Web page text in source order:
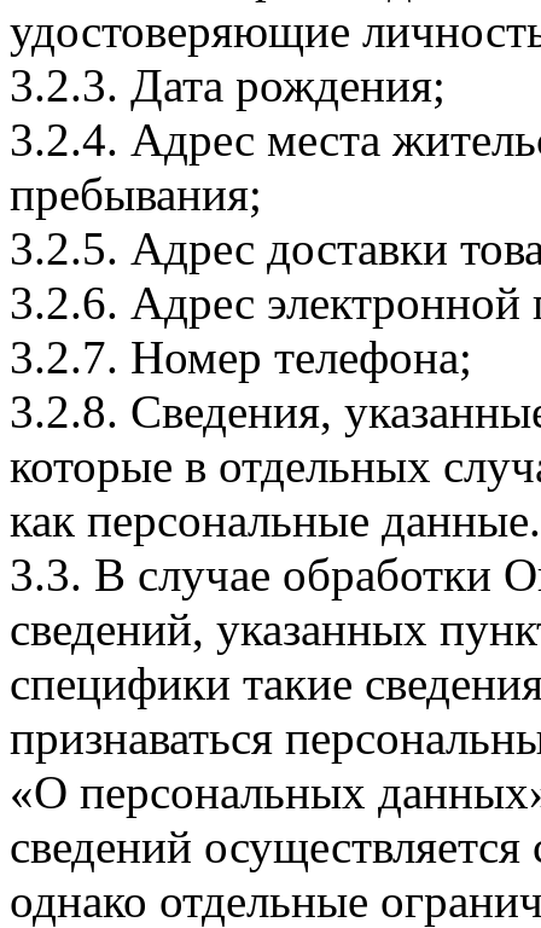
удостоверяющие
3.2.3. Дата рождения;
3.2.4. Адрес места
пребывания;
3.2.5. Адрес доставки
3.2.6. Адрес электронной
3.2.7. Номер телефона;
3.2.8. Сведения,
которые в отдельных
как персональные данные.
3.3. В случае обработки
сведений, указанных
специфики такие
признаваться
«О персональных
сведений
однако отдельные